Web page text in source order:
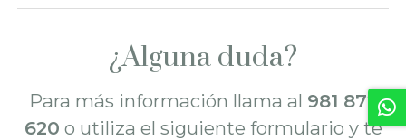
¿Alguna duda?
Para más información llama al 981 872
620 o utiliza el siguiente formulario y te